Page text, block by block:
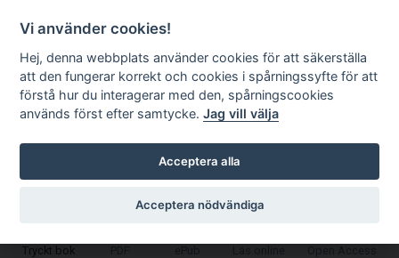
Tryckt bok
Vi använder cookies!
Hej, denna webbplats använder cookies för att säkerställa
att den fungerar korrekt och cookies i spårningssyfte för att
förstå hur du interagerar med den, spårningscookies
används först efter samtycke.Jag vill välja
Acceptera alla
Acceptera nödvändiga